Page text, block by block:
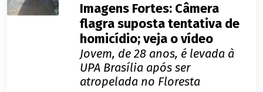
Imagens Fortes: Câmera
flagra suposta tentativa de
homicídio; veja o vídeo
Jovem, de 28 anos, é levada à
UPA Brasília após ser
atropelada no Floresta